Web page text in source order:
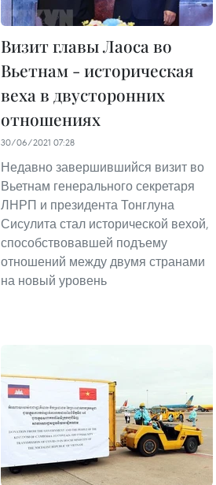
Визит главы Лаоса во
Вьетнам - историческая
веха в двусторонних
отношениях
30/06/2021 07:28
Недавно завершившийся визит во
Вьетнам генерального секретаря
ЛНРП и президента Тонглуна
Сисулита стал исторической вехой,
способствовавшей подъему
отношений между двумя странами
на новый уровень